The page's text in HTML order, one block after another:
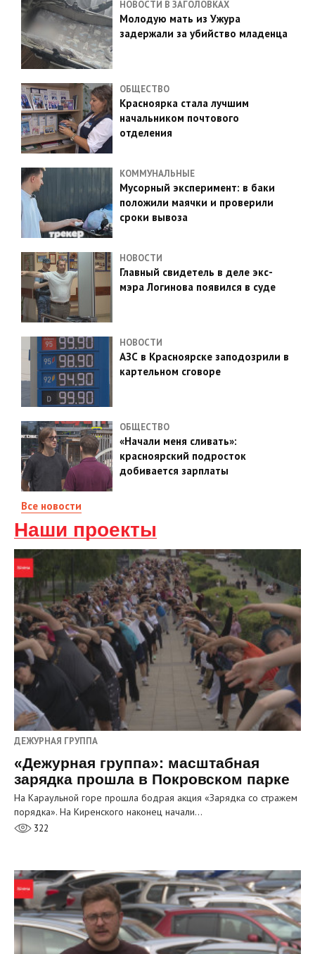
НОВОСТИ В ЗАГОЛОВКАХ
Молодую мать из Ужура
задержали за убийство младенца
ОБЩЕСТВО
Красноярка стала лучшим
начальником почтового
отделения
КОММУНАЛЬНЫЕ
Мусорный эксперимент: в баки
положили маячки и проверили
сроки вывоза
НОВОСТИ
Главный свидетель в деле экс-
мэра Логинова появился в суде
НОВОСТИ
АЗС в Красноярске заподозрили в
картельном сговоре
ОБЩЕСТВО
«Начали меня сливать»:
красноярский подросток
добивается зарплаты
Все новости
Наши проекты
ДЕЖУРНАЯ ГРУППА
«Дежурная группа»: масштабная
зарядка прошла в Покровском парке
На Караульной горе прошла бодрая акция «Зарядка со стражем
порядка». На Киренского наконец начали…
322